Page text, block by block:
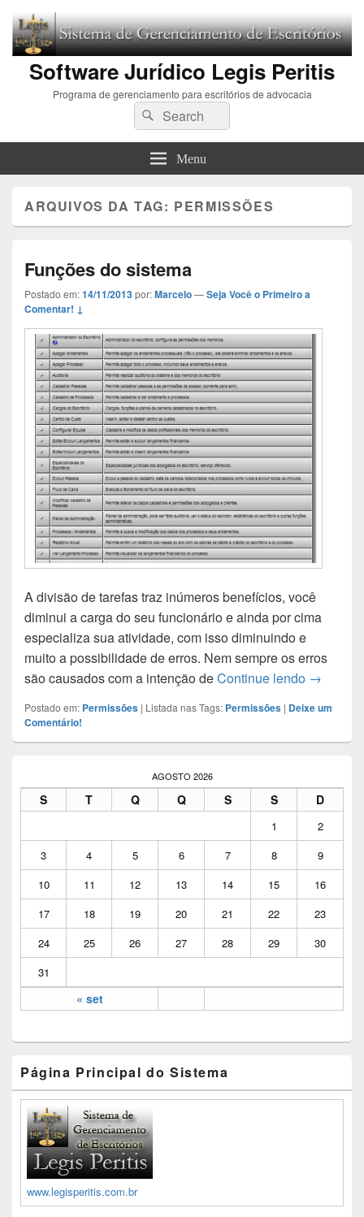
Software Jurídico Legis Peritis
Programa de gerenciamento para escritórios de advocacia
Search
for:
Pesquisar
Menu
ARQUIVOS DA TAG: PERMISSÕES
Funções do sistema
Postado em:14/11/2013por:Marcelo—Seja Você o Primeiro a
Comentar! ↓
A divisão de tarefas traz inúmeros benefícios, você
diminui a carga do seu funcionário e ainda por cima
especializa sua atividade, com isso diminuindo e
muito a possibilidade de erros. Nem sempre os erros
são causados com a intenção deContinue lendo Funções
→
Postado em: Permissões | Listada nas Tags: Permissões | Deixe um
Comentário!
barra
lateral
AGOSTO 2026
S T Q Q S S D
« set
1
2
3
4 5 6 7 8
9
10
11 12 13 14 15
16
17
18 19 20 21 22
23
24
25 26 27 28 29
30
31
Página Principal do Sistema
www.legisperitis.com.br